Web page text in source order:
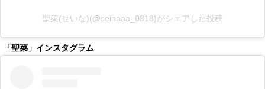
聖菜(せいな)(@seinaaa_0318)がシェアした投稿
「聖菜」インスタグラム